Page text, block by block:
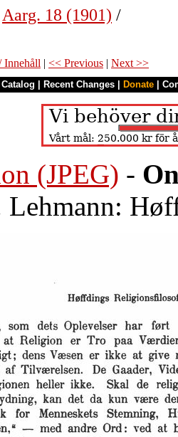
Aarg. 18 (1901) /
Innehåll | << Previous | Next >>
Catalog Recent Changes Donate
(JPEG) -
Lehmann: